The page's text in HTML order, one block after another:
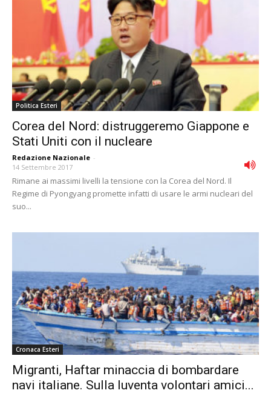
Politica Esteri
Corea del Nord: distruggeremo Giappone e
Stati Uniti con il nucleare
Redazione Nazionale -
14 Settembre 2017
Rimane ai massimi livelli la tensione con la Corea del Nord. Il
Regime di Pyongyang promette infatti di usare le armi nucleari del
suo...
Cronaca Esteri
Migranti, Haftar minaccia di bombardare
navi italiane. Sulla Iuventa volontari amici...